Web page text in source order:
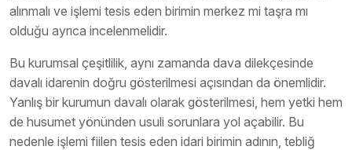
alınmalı ve işlemi tesis eden birimin merkez mi taşra mı
olduğu ayrıca incelenmelidir.
Bu kurumsal çeşitlilik, aynı zamanda dava dilekçesinde
davalı idarenin doğru gösterilmesi açısından da önemlidir.
Yanlış bir kurumun davalı olarak gösterilmesi, hem yetki hem
de husumet yönünden usuli sorunlara yol açabilir. Bu
nedenle işlemi fiilen tesis eden idari birimin adının, tebliğ